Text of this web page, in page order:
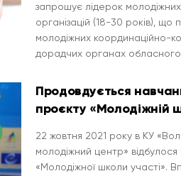
запрошує лідерок
організацій (18-30 років), що
молодіжних координаційно-
дорадчих органах обласного
Продовдується
проєкту «Молодіжній
22 жовтня 2021 року в КУ
молодіжний центр» відбулося
«Молодіжної школи участі».